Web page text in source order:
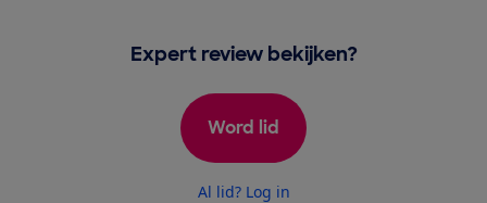
Expert review bekijken?
Word lid
Al lid? Log in